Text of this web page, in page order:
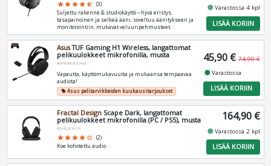
star star star star star_half (3)
Suljettu rakenne & studiokäyttö – hyvä eristys,
tasapainoinen ja selkeä ääni, soveltuu äänitykseen ja
monitorointiin, mukavat veluuripehmusteet.
fiber_manual_recordVarastossa 4 kpl
LISÄÄ KORIIN
AsusTUF Gaming H1 Wireless, langattomat
pelikuulokkeet mikrofonilla, musta
90YH0391-B3UA00
Vapautta, käyttömukavuutta ja mukaansa tempaavaa
audiota!
local_offerAsus pelitarvikkeiden kuukausitarjoukset
45,90 € 74,90 €
fiber_manual_recordVarastossa
LISÄÄ KORIIN
Fractal Design Scape Dark, langattomat
pelikuulokkeet mikrofonilla (PC / PS5), musta
FD-HS-SCA1-01
star star star star star_border (2)
Koe kohotettu audio
164,90 €
fiber_manual_recordVarastossa 2 kpl
LISÄÄ KORIIN